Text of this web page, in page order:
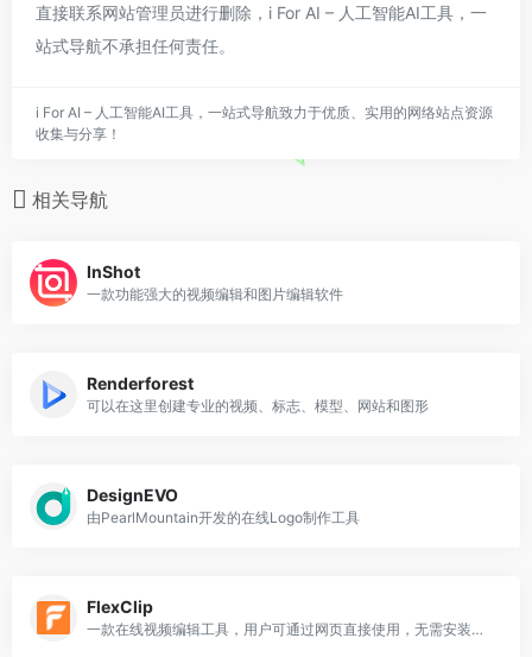
直接联系网站管理员进行删除，i For AI – 人工智能AI工具，一
站式导航不承担任何责任。
i For AI – 人工智能AI工具，一站式导航致力于优质、实用的网络站点资源
收集与分享！
相关导航
InShot
一款功能强大的视频编辑和图片编辑软件
Renderforest
可以在这里创建专业的视频、标志、模型、网站和图形
DesignEVO
由PearlMountain开发的在线Logo制作工具
FlexClip
一款在线视频编辑工具，用户可通过网页直接使用，无需安装软件，适合个人和企业用户快速创建专业级视频内容